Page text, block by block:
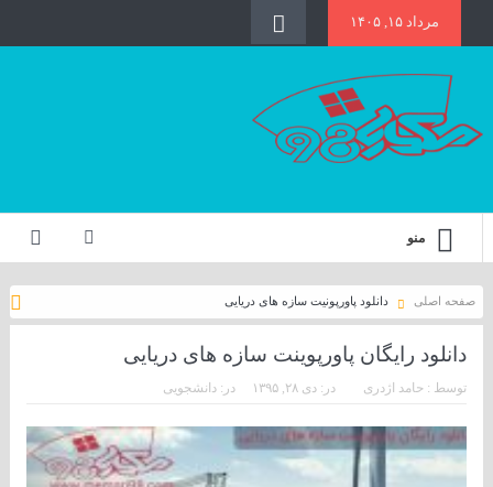
مرداد ۱۵, ۱۴۰۵
منو
صفحه اصلی دانلود پاورپونیت سازه های دریایی
دانلود رایگان پاورپوینت سازه های دریایی
توسط : حامد اژدری در: دی ۲۸, ۱۳۹۵ در: دانشجویی